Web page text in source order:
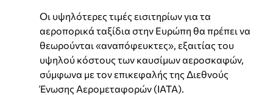
Οι υψηλότερες τιμές εισιτηρίων για τα
αεροπορικά ταξίδια στην Ευρώπη θα πρέπει να
θεωρούνται «αναπόφευκτες», εξαιτίας του
υψηλού κόστους των καυσίμων αεροσκαφών,
σύμφωνα με τον επικεφαλής της Διεθνούς
Ένωσης Αερομεταφορών (ΙΑΤΑ).